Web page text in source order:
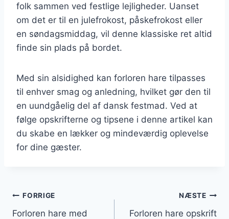
folk sammen ved festlige lejligheder. Uanset
om det er til en julefrokost, påskefrokost eller
en søndagsmiddag, vil denne klassiske ret altid
finde sin plads på bordet.
Med sin alsidighed kan forloren hare tilpasses
til enhver smag og anledning, hvilket gør den til
en uundgåelig del af dansk festmad. Ved at
følge opskrifterne og tipsene i denne artikel kan
du skabe en lækker og mindeværdig oplevelse
for dine gæster.
Indlægsnavigation
FORRIGE
Forloren hare med
NÆSTE
Forloren hare opskrift